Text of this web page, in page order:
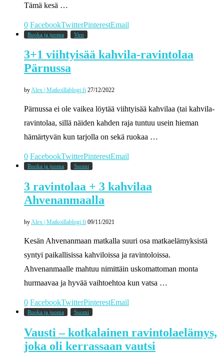
Tämä kesä …
0 FacebookTwitterPinterestEmail
Ruoka ja juoma Viro
3+1 viihtyisää kahvila-ravintolaa
Pärnussa
byAlex | Matkoillablogi.fi 27/12/2022
Pärnussa ei ole vaikea löytää viihtyisää kahvilaa (tai kahvila-
ravintolaa, sillä näiden kahden raja tuntuu usein hieman
hämärtyvän kun tarjolla on sekä ruokaa …
0 FacebookTwitterPinterestEmail
Ruoka ja juoma Suomi
3 ravintolaa + 3 kahvilaa
Ahvenanmaalla
byAlex | Matkoillablogi.fi 09/11/2021
Kesän Ahvenanmaan matkalla suuri osa matkaelämyksistä
syntyi paikallisissa kahviloissa ja ravintoloissa.
Ahvenanmaalle mahtuu nimittäin uskomattoman monta
hurmaavaa ja hyvää vaihtoehtoa kun vatsa …
0 FacebookTwitterPinterestEmail
Ruoka ja juoma Suomi
Vausti – kotkalainen ravintolaelämys,
joka oli kerrassaan vautsi